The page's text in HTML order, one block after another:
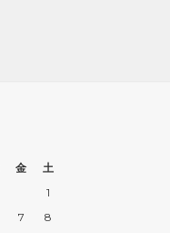
金
土
1
7
8